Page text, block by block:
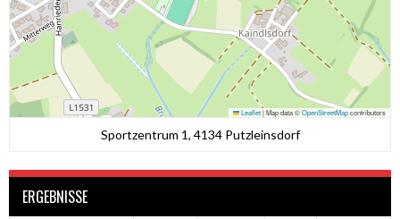
Leaflet|Map data ©OpenStreetMapcontributors
Sportzentrum 1, 4134 Putzleinsdorf
ERGEBNISSE